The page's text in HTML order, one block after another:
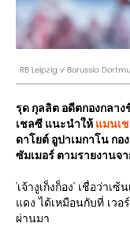
RB Leipzig v Borussia
รุด กุลลิต อดีตกองกลา
เชลซี แนะนำให้ แมนเ
ดาโยต์ อูปาเมกาโน ก
ซัมเมอร์ ตามรายงานจ
'เจ้างูเก็งก็อง' เชื่อว่าเ
แดง ได้เหมือนกับที่ เว
ผ่านมา